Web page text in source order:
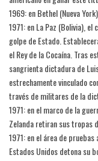
1969: en Bethel (Nueva
1971: en La Paz (Bolivia),
golpe de Estado.
el Rey de la Cocaína. Tras
sangrienta dictadura de
estrechamente vinculado
través de militares de la
1971: en el marco de la
Zelanda retiran sus tropas
1971: en el área de
Estados Unidos detona su